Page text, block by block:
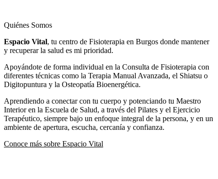
Quiénes Somos
Espacio Vital, tu centro de Fisioterapia en Burgos donde mantener
y recuperar la salud es mi prioridad.
Apoyándote de forma individual en la Consulta de Fisioterapia con
diferentes técnicas como la Terapia Manual Avanzada, el Shiatsu o
Digitopuntura y la Osteopatía Bioenergética.
Aprendiendo a conectar con tu cuerpo y potenciando tu Maestro
Interior en la Escuela de Salud, a través del Pilates y el Ejercicio
Terapéutico, siempre bajo un enfoque integral de la persona, y en un
ambiente de apertura, escucha, cercanía y confianza.
Conoce más sobre Espacio Vital